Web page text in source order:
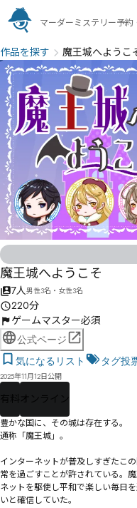
マーダーミステリー予約
作品を探す 魔王城へようこ
魔王城へようこそ
7人男性3名・女性3名
220分
ゲームマスター必須
公式ページ
気になるリスト
タグ投
2025年11月12日公開
有料 オンライン
豊かな国に、その城は存在する。
通称「魔王城」。
インターネットが普及しすぎたこ
常を過ごすことが許されている。
ネットを駆使し平和で楽しい毎日
いと確信していた。